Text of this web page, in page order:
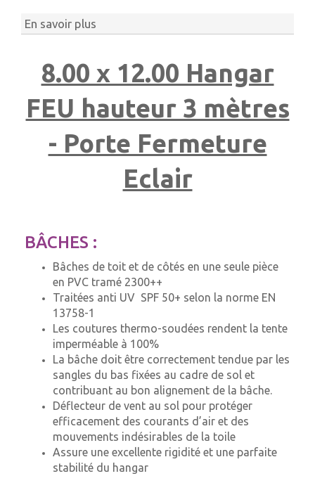
En savoir plus
8.00 x 12.00 Hangar
FEU hauteur 3 mètres
- Porte Fermeture
Eclair
BÂCHES :
Bâches de toit et de côtés en une seule pièce
en PVC tramé 2300++
Traitées anti UV SPF 50+ selon la norme EN
13758-1
Les coutures thermo-soudées rendent la tente
imperméable à 100%
La bâche doit être correctement tendue par les
sangles du bas fixées au cadre de sol et
contribuant au bon alignement de la bâche.
Déflecteur de vent au sol pour protéger
efficacement des courants d’air et des
mouvements indésirables de la toile
Assure une excellente rigidité et une parfaite
stabilité du hangar